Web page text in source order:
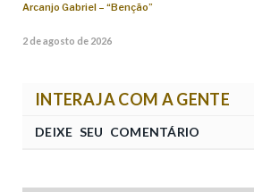
Arcanjo Gabriel – “Benção”
2 de agosto de 2026
INTERAJA COM A GENTE
DEIXE SEU COMENTÁRIO